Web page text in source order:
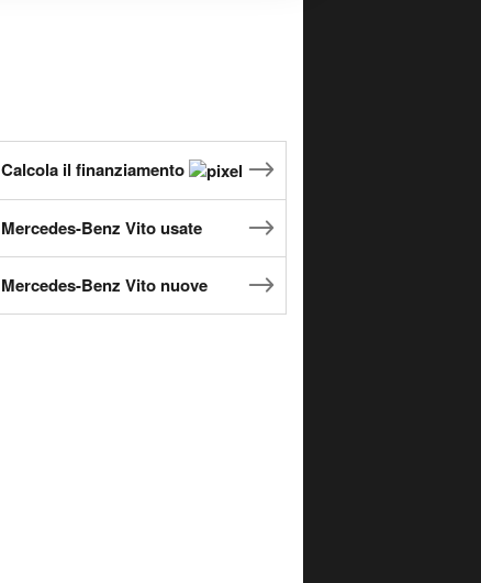
Calcola il finanziamento
Mercedes-Benz Vito usate
Mercedes-Benz Vito nuove